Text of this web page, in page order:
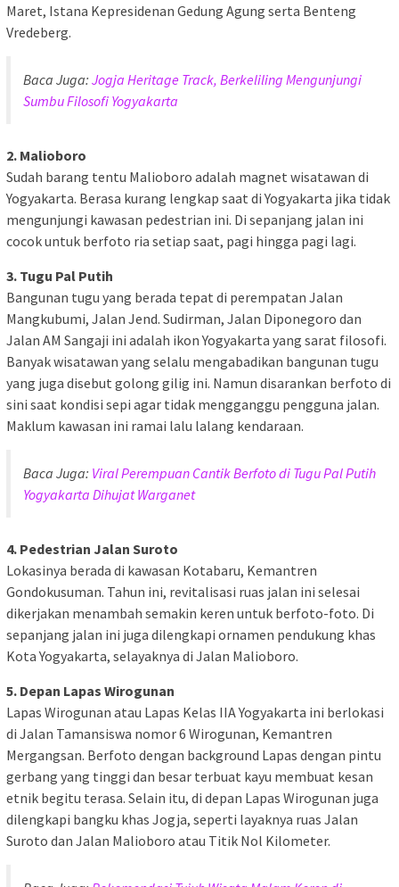
Maret, Istana Kepresidenan Gedung Agung serta Benteng
Vredeberg.
Baca Juga: Jogja Heritage Track, Berkeliling Mengunjungi
Sumbu Filosofi Yogyakarta
2. Malioboro
Sudah barang tentu Malioboro adalah magnet wisatawan di
Yogyakarta. Berasa kurang lengkap saat di Yogyakarta jika tidak
mengunjungi kawasan pedestrian ini. Di sepanjang jalan ini
cocok untuk berfoto ria setiap saat, pagi hingga pagi lagi.
3. Tugu Pal Putih
Bangunan tugu yang berada tepat di perempatan Jalan
Mangkubumi, Jalan Jend. Sudirman, Jalan Diponegoro dan
Jalan AM Sangaji ini adalah ikon Yogyakarta yang sarat filosofi.
Banyak wisatawan yang selalu mengabadikan bangunan tugu
yang juga disebut golong gilig ini. Namun disarankan berfoto di
sini saat kondisi sepi agar tidak mengganggu pengguna jalan.
Maklum kawasan ini ramai lalu lalang kendaraan.
Baca Juga: Viral Perempuan Cantik Berfoto di Tugu Pal Putih
Yogyakarta Dihujat Warganet
4. Pedestrian Jalan Suroto
Lokasinya berada di kawasan Kotabaru, Kemantren
Gondokusuman. Tahun ini, revitalisasi ruas jalan ini selesai
dikerjakan menambah semakin keren untuk berfoto-foto. Di
sepanjang jalan ini juga dilengkapi ornamen pendukung khas
Kota Yogyakarta, selayaknya di Jalan Malioboro.
5. Depan Lapas Wirogunan
Lapas Wirogunan atau Lapas Kelas IIA Yogyakarta ini berlokasi
di Jalan Tamansiswa nomor 6 Wirogunan, Kemantren
Mergangsan. Berfoto dengan background Lapas dengan pintu
gerbang yang tinggi dan besar terbuat kayu membuat kesan
etnik begitu terasa. Selain itu, di depan Lapas Wirogunan juga
dilengkapi bangku khas Jogja, seperti layaknya ruas Jalan
Suroto dan Jalan Malioboro atau Titik Nol Kilometer.